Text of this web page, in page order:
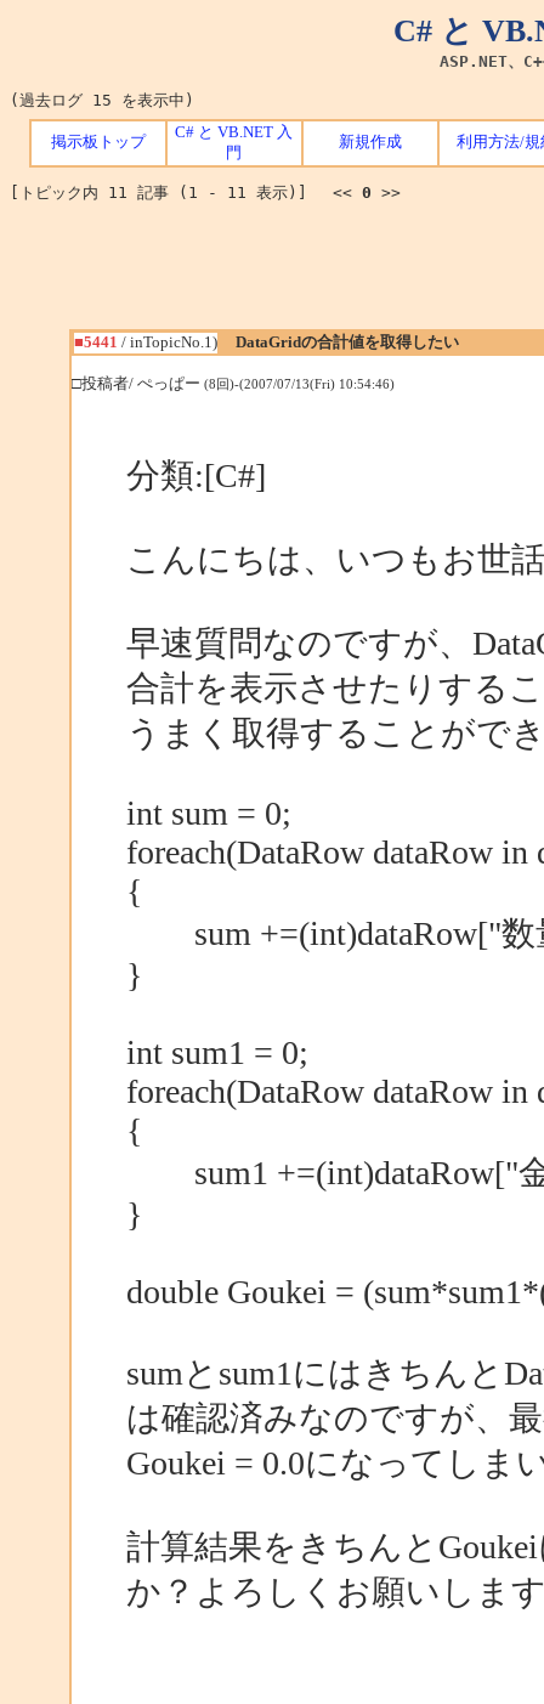
C# と
ASP.NET、
(過去ログ 15 を表示中)
掲示板トップ
C# と VB.NET 入
門
新規作成 利用方法/規
[トピック内 11 記事 (1 - 11 表示)] << 0 >>
■5441 / inTopicNo.1) DataGridの合計値を取得したい
□投稿者/ ぺっぱー (8回)-(2007/07/13(Fri) 10:54:46)
分類:[C#]
こんにちは、いつもお世
早速質問なのですが、
合計を表示させたりする
うまく取得することがで
int sum = 0;
foreach(DataRow dataRow in
{
sum +=(int)dataRow["数
}
int sum1 = 0;
foreach(DataRow dataRow in
{
sum1 +=(int)dataRow["
}
double Goukei =
sumとsum1にはきちんと
は確認済みなのですが、
Goukei = 0.0になってしま
計算結果をきちんと
か？よろしくお願いしま